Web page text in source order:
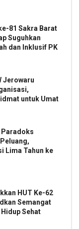
81 Sakra Barat
Suguhkan
dan Inklusif PK
Jerowaru
untuk Umat
Paradoks
Lima Tahun ke
HUT Ke-62
Semangat
Sehat